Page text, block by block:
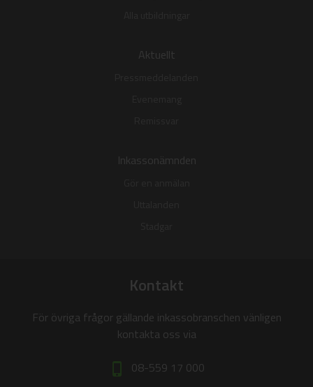
Aktuellt
Inkassonämnden
Kontakt
För övriga frågor gällande inkassobranschen vänligen
kontakta oss via
phone_iphone 08-559 17 000